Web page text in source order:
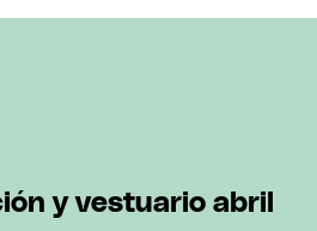
y vestuario abril